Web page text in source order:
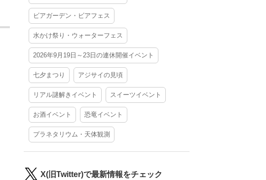
ビアガーデン・ビアフェス
水かけ祭り・ウォーターフェス
2026年9月19日～23日の連休開催イベント
七夕まつり アジサイの見頃
リアル謎解きイベント スイーツイベント
お酒イベント 恐竜イベント
プラネタリウム・天体観測
X(旧Twitter)で最新情報をチェック